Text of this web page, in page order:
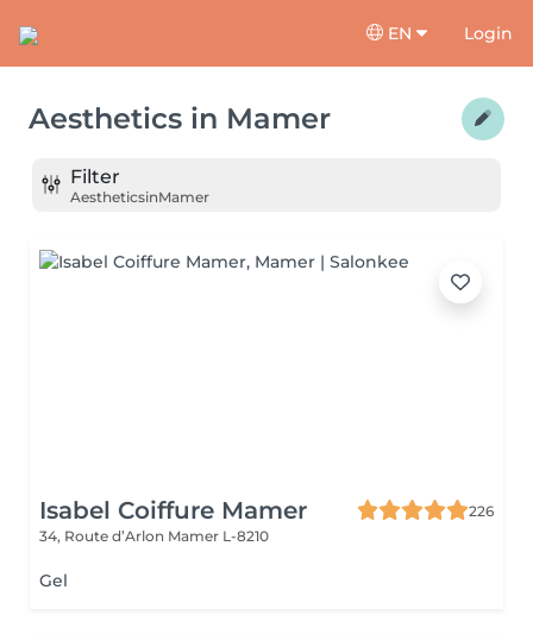
EN Login
Aesthetics in Mamer
Filter
AestheticsinMamer
Isabel Coiffure Mamer
226
34, Route d’Arlon Mamer L-8210
Gel